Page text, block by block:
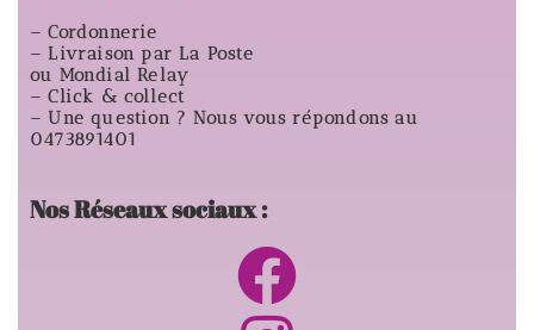
– Cordonnerie
– Livraison par La Poste
ou Mondial Relay
– Click & collect
– Une question ? Nous vous répondons au
0473891401
Nos Réseaux sociaux :